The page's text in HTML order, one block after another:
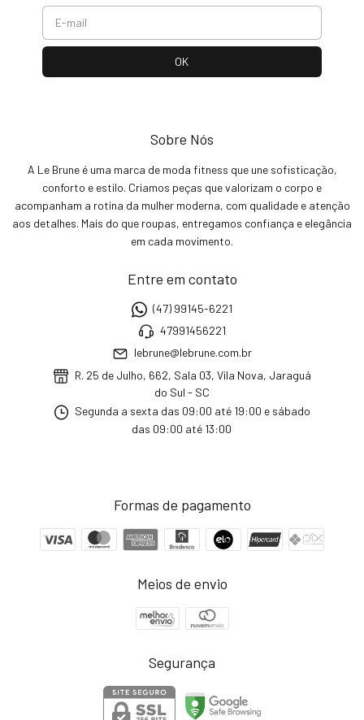
Sobre Nós
A Le Brune é uma marca de moda fitness que une sofisticação,
conforto e estilo. Criamos peças que valorizam o corpo e
acompanham a rotina da mulher moderna, com qualidade e atenção
aos detalhes. Mais do que roupas, entregamos confiança e elegância
em cada movimento.
Entre em contato
(47) 99145-6221
47991456221
lebrune@lebrune.com.br
R. 25 de Julho, 662, Sala 03, Vila Nova, Jaraguá
do Sul - SC
Segunda a sexta das 09:00 até 19:00 e sábado
das 09:00 até 13:00
Formas de pagamento
Meios de envio
Segurança